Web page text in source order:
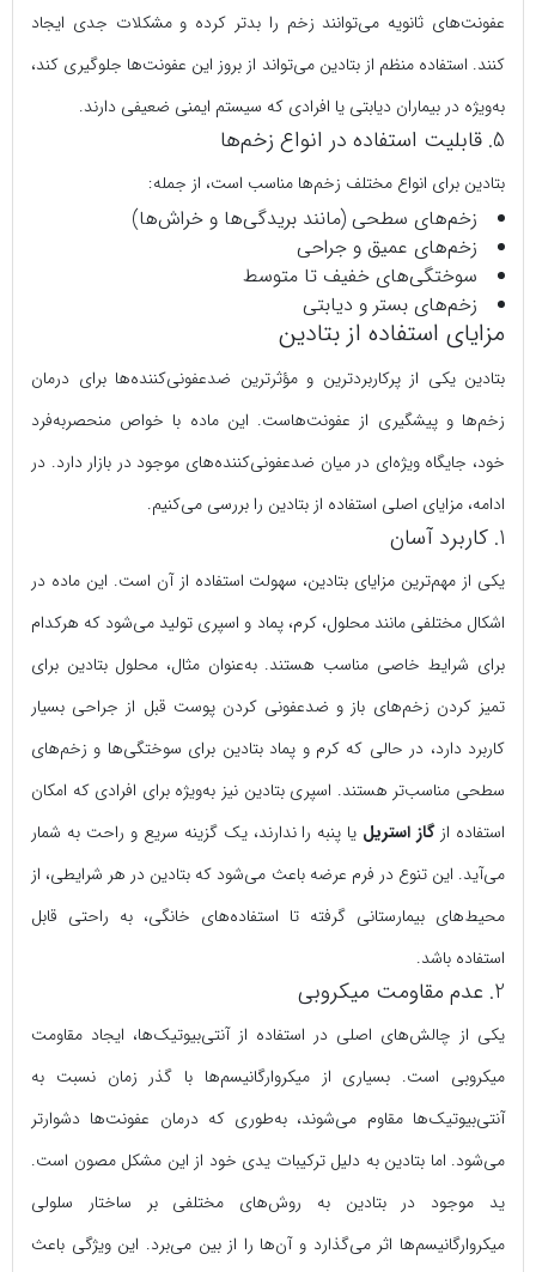
عفونت‌های ثانویه می‌توانند زخم را بدتر کرده و مشکلات جدی ایجاد
کنند. استفاده منظم از بتادین می‌تواند از بروز این عفونت‌ها جلوگیری کند،
به‌ویژه در بیماران دیابتی یا افرادی که سیستم ایمنی ضعیفی دارند.
5. قابلیت استفاده در انواع زخم‌ها
بتادین برای انواع مختلف زخم‌ها مناسب است، از جمله:
زخم‌های سطحی (مانند بریدگی‌ها و خراش‌ها)
زخم‌های عمیق و جراحی
سوختگی‌های خفیف تا متوسط
زخم‌های بستر و دیابتی
مزایای استفاده از بتادین
بتادین یکی از پرکاربردترین و مؤثرترین ضدعفونی‌کننده‌ها برای درمان
زخم‌ها و پیشگیری از عفونت‌هاست. این ماده با خواص منحصربه‌فرد
خود، جایگاه ویژه‌ای در میان ضدعفونی‌کننده‌های موجود در بازار دارد. در
ادامه، مزایای اصلی استفاده از بتادین را بررسی می‌کنیم.
1. کاربرد آسان
یکی از مهم‌ترین مزایای بتادین، سهولت استفاده از آن است. این ماده در
اشکال مختلفی مانند محلول، کرم، پماد و اسپری تولید می‌شود که هرکدام
برای شرایط خاصی مناسب هستند. به‌عنوان مثال، محلول بتادین برای
تمیز کردن زخم‌های باز و ضدعفونی کردن پوست قبل از جراحی بسیار
کاربرد دارد، در حالی که کرم و پماد بتادین برای سوختگی‌ها و زخم‌های
سطحی مناسب‌تر هستند. اسپری بتادین نیز به‌ویژه برای افرادی که امکان
استفاده ازگاز استریل یا پنبه را ندارند، یک گزینه سریع و راحت به شمار
می‌آید. این تنوع در فرم عرضه باعث می‌شود که بتادین در هر شرایطی، از
محیط‌های بیمارستانی گرفته تا استفاده‌های خانگی، به راحتی قابل
استفاده باشد.
2. عدم مقاومت میکروبی
یکی از چالش‌های اصلی در استفاده از آنتی‌بیوتیک‌ها، ایجاد مقاومت
میکروبی است. بسیاری از میکروارگانیسم‌ها با گذر زمان نسبت به
آنتی‌بیوتیک‌ها مقاوم می‌شوند، به‌طوری که درمان عفونت‌ها دشوارتر
می‌شود. اما بتادین به دلیل ترکیبات یدی خود از این مشکل مصون است.
ید موجود در بتادین به روش‌های مختلفی بر ساختار سلولی
میکروارگانیسم‌ها اثر می‌گذارد و آن‌ها را از بین می‌برد. این ویژگی باعث